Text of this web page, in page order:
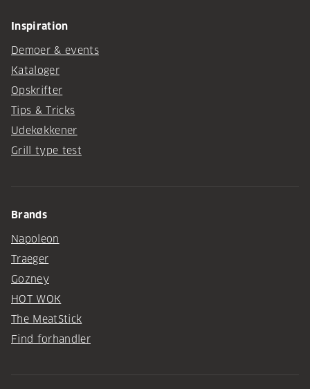
Inspiration
Demoer & events
Kataloger
Opskrifter
Tips & Tricks
Udekøkkener
Grill type test
Brands
Napoleon
Traeger
Gozney
HOT WOK
The MeatStick
Find forhandler